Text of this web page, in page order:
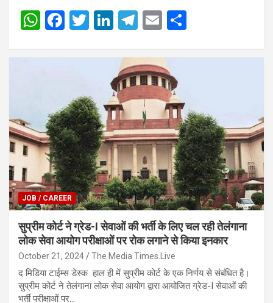
W
at
p
p
F
ce
o
o
k
T
tt
Li
ke
dI
n
T
e
gr
a
m
E
ail ar
JOB / CAREER
सुप्रीम कोर्ट ने ग्रेड-I सेवाओं की भर्ती के लिए चल रही तेलंगाना
लोक सेवा आयोग परीक्षाओं पर रोक लगाने से किया इनकार
October 21, 2024 The Media Times.Live
द मिडिया टाईम्स डेस्क हाल ही में सुप्रीम कोर्ट के एक निर्णय से संबंधित है।
सुप्रीम कोर्ट ने तेलंगाना लोक सेवा आयोग द्वारा आयोजित ग्रेड-I सेवाओं की
भर्ती परीक्षाओं पर…